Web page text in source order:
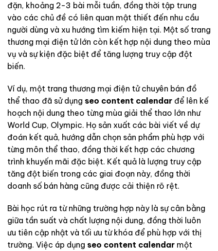
đặn, khoảng 2-3 bài mỗi tuần, đồng thời tập trung
vào các chủ đề có liên quan mật thiết đến nhu cầu
người dùng và xu hướng tìm kiếm hiện tại. Một số trang
thương mại điện tử lớn còn kết hợp nội dung theo mùa
vụ và sự kiện đặc biệt để tăng lượng truy cập đột
biến.
Ví dụ, một trang thương mại điện tử chuyên bán đồ
thể thao đã sử dụng seo content calendar để lên kế
hoạch nội dung theo từng mùa giải thể thao lớn như
World Cup, Olympic. Họ sản xuất các bài viết về dự
đoán kết quả, hướng dẫn chọn sản phẩm phù hợp với
từng môn thể thao, đồng thời kết hợp các chương
trình khuyến mãi đặc biệt. Kết quả là lượng truy cập
tăng đột biến trong các giai đoạn này, đồng thời
doanh số bán hàng cũng được cải thiện rõ rệt.
Bài học rút ra từ những trường hợp này là sự cân bằng
giữa tần suất và chất lượng nội dung, đồng thời luôn
ưu tiên cập nhật và tối ưu từ khóa để phù hợp với thị
trường. Việc áp dụng seo content calendar một